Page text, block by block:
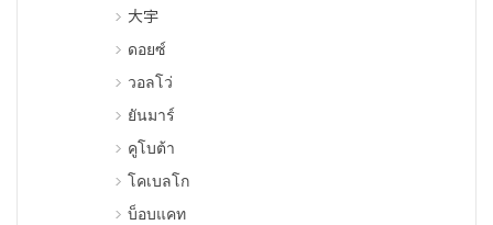
大宇
ดอยซ์
วอลโว่
ยันมาร์
คูโบต้า
โคเบลโก
บ็อบแคท